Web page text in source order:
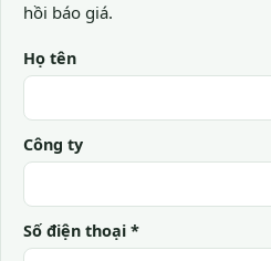
hồi báo giá.
Họ tên
Công ty
Số điện thoại *